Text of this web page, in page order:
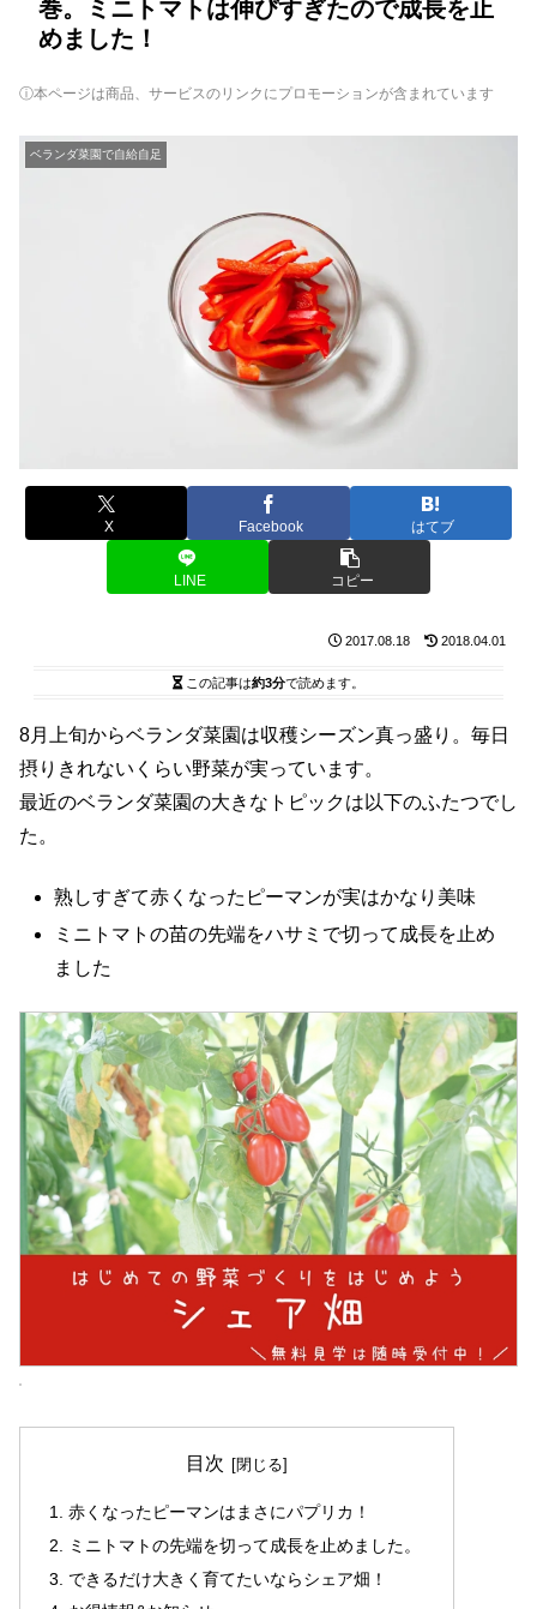
巻。ミニトマトは伸びすぎたので成長を止
めました！
ⓘ本ページは商品、サービスのリンクにプロモーションが含まれています
ベランダ菜園で自給自足
X Facebook はてブ
LINE コピー
2017.08.18 2018.04.01
この記事は約3分で読めます。
8月上旬からベランダ菜園は収穫シーズン真っ盛り。毎日
摂りきれないくらい野菜が実っています。
最近のベランダ菜園の大きなトピックは以下のふたつでし
た。
熟しすぎて赤くなったピーマンが実はかなり美味
ミニトマトの苗の先端をハサミで切って成長を止め
ました
目次
赤くなったピーマンはまさにパプリカ！
ミニトマトの先端を切って成長を止めました。
できるだけ大きく育てたいならシェア畑！